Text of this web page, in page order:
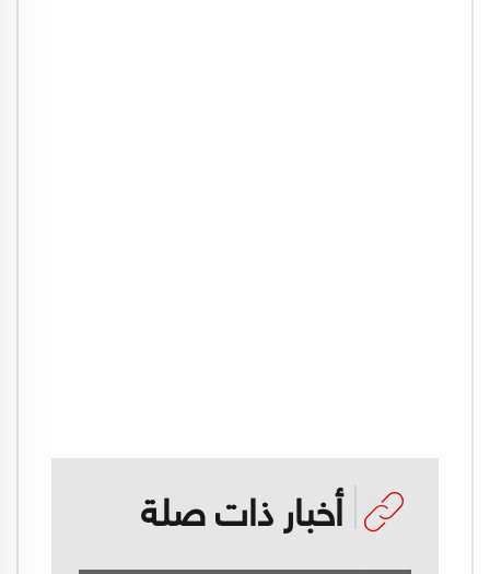
أخبار ذات صلة